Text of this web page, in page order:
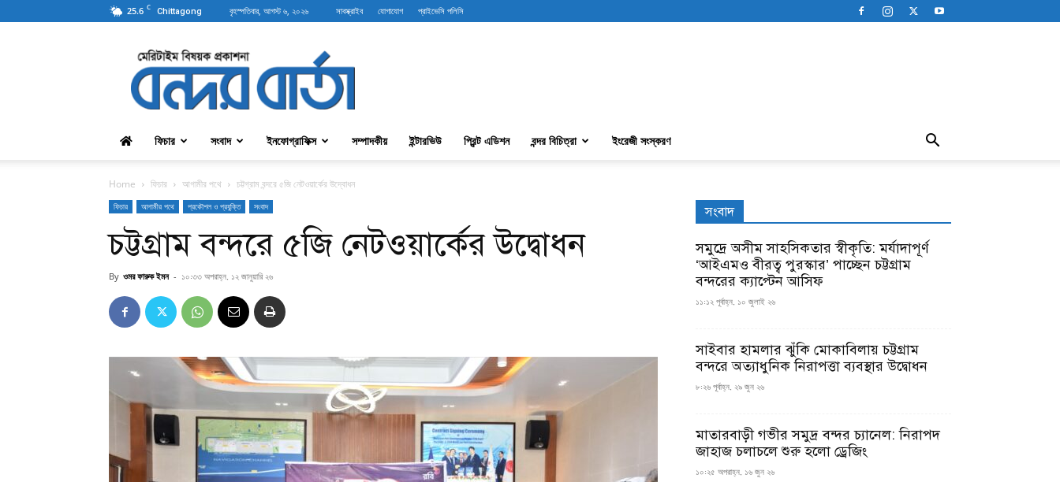
25.6 C Chittagong বৃহস্পতিবার, আগস্ট ৬, ২০২৬ সাবস্ক্রাইব যোগাযোগ প্রাইভেসি পলিসি
বন্দরবার্তা
ফিচার সংবাদ ইনফোগ্রাফিক্স সম্পাদকীয় ইন্টারভিউ প্রিন্ট এডিশন বন্দর বিচিত্রা ইংরেজী সংস্করণ
Home ফিচার আগামীর পথে চট্টগ্রাম বন্দরে ৫জি নেটওয়ার্কের উদ্বোধন
ফিচার আগামীর পথে প্রকৌশল ও প্রযুক্তি সংবাদ
চট্টগ্রাম বন্দরে ৫জি নেটওয়ার্কের উদ্বোধন
By ওমর ফারুক ইমন - ১০:৩৩ অপরাহ্ন, ১২ জানুয়ারি ২৬
সংবাদ
সমুদ্রে অসীম সাহসিকতার স্বীকৃতি: মর্যাদাপূর্ণ
‘আইএমও বীরত্ব পুরস্কার’ পাচ্ছেন চট্টগ্রাম
বন্দরের ক্যাপ্টেন আসিফ
১১:১২ পূর্বাহ্ন, ১০ জুলাই ২৬
সাইবার হামলার ঝুঁকি মোকাবিলায় চট্টগ্রাম
বন্দরে অত্যাধুনিক নিরাপত্তা ব্যবস্থার উদ্বোধন
৮:২৬ পূর্বাহ্ন, ২৯ জুন ২৬
মাতারবাড়ী গভীর সমুদ্র বন্দর চ্যানেল: নিরাপদ
জাহাজ চলাচলে শুরু হলো ড্রেজিং
১০:২৫ অপরাহ্ন, ১৬ জুন ২৬